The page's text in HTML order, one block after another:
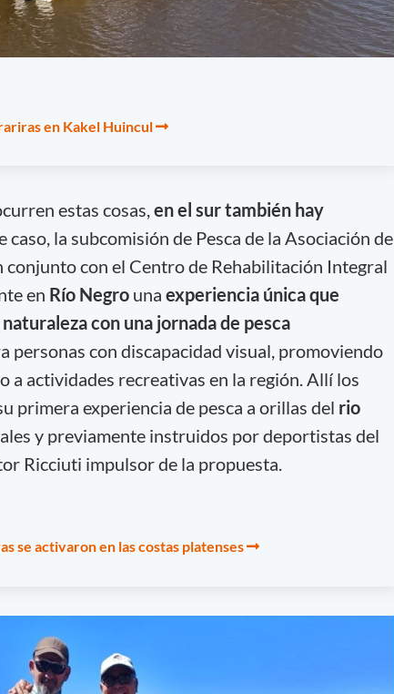
en Kakel Huincul
estas cosas, en el sur también hay
caso, la subcomisión de Pesca de la Asociación de
conjunto con el Centro de Rehabilitación Integral
en Río Negro una experiencia única que
con una jornada de pesca
personas con discapacidad visual, promoviendo
a actividades recreativas en la región. Allí los
primera experiencia de pesca a orillas del rio
y previamente instruidos por deportistas del
Ricciuti impulsor de la propuesta.
se activaron en las costas platenses